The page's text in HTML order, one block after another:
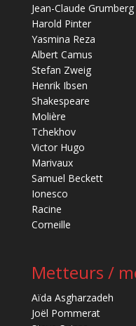
Jean-Claude Grumberg
Harold Pinter
Yasmina Reza
Albert Camus
Stefan Zweig
Henrik Ibsen
Shakespeare
Molière
Tchekhov
Victor Hugo
Marivaux
Samuel Beckett
Ionesco
Racine
Corneille
Metteurs /
Aïda Asgharzadeh
Joël Pommerat